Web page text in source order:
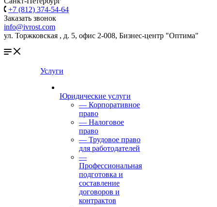
+7 (812) 374-54-64
Заказать звонок
info@ivrost.com
ул. Торжковская , д. 5, офис 2-008, Бизнес-центр "Оптима"
Услуги
Юридические услуги
— Корпоративное
право
— Налоговое
право
— Трудовое право
для работодателей
—
Профессиональная
подготовка и
составление
договоров и
контрактов